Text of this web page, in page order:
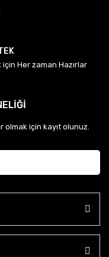
için Her zaman Hazırlar
olmak için kayıt olunuz.